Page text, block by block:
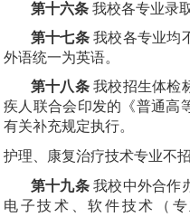
第十六条 我校各专业录
第十七条我校各专业均
外语统一为英语。
第十八条我校招生体检
疾人联合会印发的《普通高
有关补充规定执行。
护理、康复治疗技术专业不
第十九条我校中外合作
电子技术、软件技术（专